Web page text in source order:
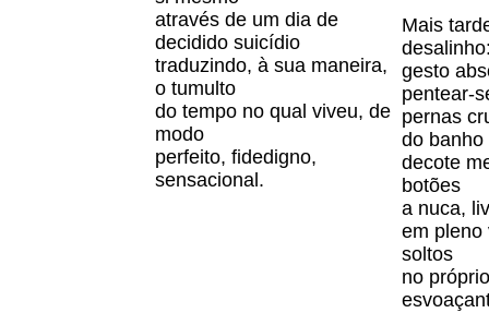
através de um dia de
decidido suicídio
traduzindo, à sua maneira,
o tumulto
do tempo no qual viveu, de
modo
perfeito, fidedigno,
sensacional.
Mais
gesto
pentear-
pernas
do banho
decote
botões
a nuca,
em pleno
soltos
no